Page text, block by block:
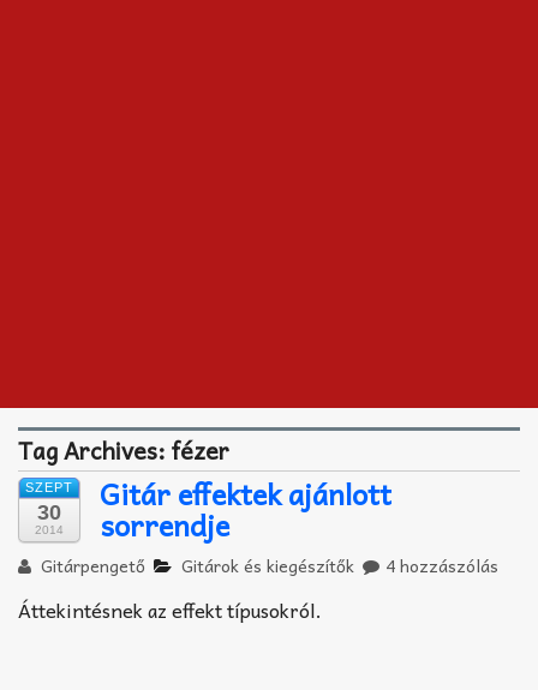
Tag Archives:fézer
SZEPT
30
2014
Gitár effektek ajánlott
sorrendje
Gitárpengető Gitárok és kiegészítők 4 hozzászólás
Áttekintésnek az effekt típusokról.